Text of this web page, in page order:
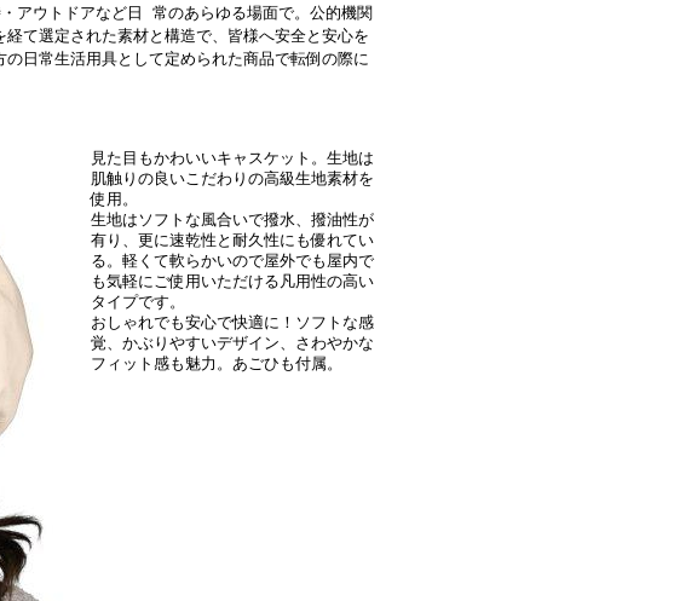
アウトドアなど日 常のあらゆる場面で。公的機関
て選定された素材と構造で、皆様へ安全と安心を
日常生活用具として定められた商品で転倒の際に
見た目もかわいいキャスケット。生地は
肌触りの良いこだわりの高級生地素材を
使用。
生地はソフトな風合いで撥水、撥油性が
有り、更に速乾性と耐久性にも優れてい
る。軽くて軟らかいので屋外でも屋内で
も気軽にご使用いただける凡用性の高い
タイプです。
おしゃれでも安心で快適に！ソフトな感
覚、かぶりやすいデザイン、さわやかな
フィット感も魅力。あごひも付属。